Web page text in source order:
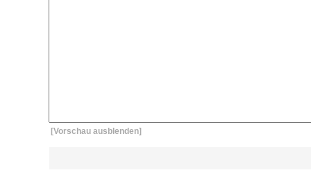
[Vorschau ausblenden]